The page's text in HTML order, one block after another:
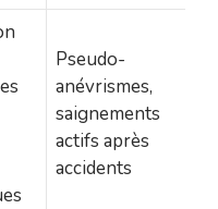
Pseudo-
anévrismes,
saignements
actifs après
accidents